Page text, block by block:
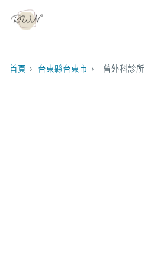
首頁 › 台東縣台東市 › 曾外科診所